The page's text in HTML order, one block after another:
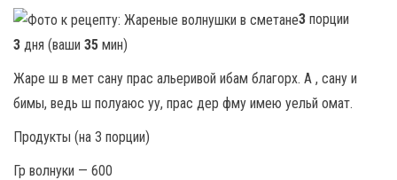
3 порции
3 дня (ваши 35 мин)
Жаре ш в мет сану прас альеривой ибам благорх. А , сану и
бимы, ведь ш полуаюс уу, прас дер фму имею уельй омат.
Продукты (на 3 порции)
Гр волнуки — 600